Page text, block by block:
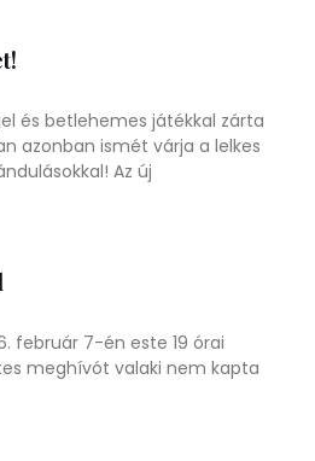
és betlehemes játékkal zárta
azonban ismét várja a lelkes
Az új
február 7-én este 19 órai
meghívót valaki nem kapta